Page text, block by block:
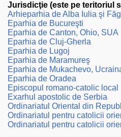
Jurisdicţie (este pe teritoriul
Arhieparhia de Alba Iulia şi
Eparhia de Bucureşti
Eparhia de Canton, Ohio, SUA
Eparhia de Cluj-Gherla
Eparhia de Lugoj
Eparhia de Maramureş
Eparhia de Mukachevo,
Eparhia de Oradea
Episcopul romano-catolic local
Exarhul apostolic de Serbia
Ordinariatul Oriental din
Ordinariatul pentru catolicii
Ordinariatul pentru catolicii